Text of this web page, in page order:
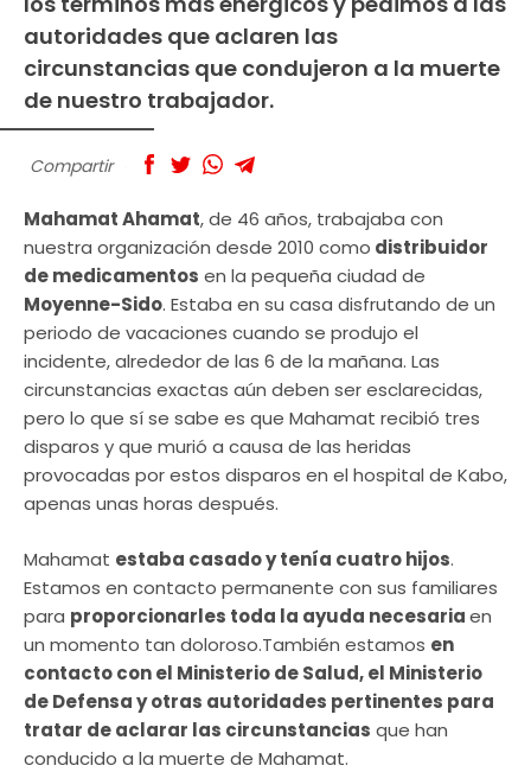
autoridades que aclaren las
circunstancias que condujeron a la muerte
de nuestro trabajador.
Compartir
Mahamat Ahamat, de 46 años, trabajaba con
nuestra organización desde 2010 como distribuidor
de medicamentos en la pequeña ciudad de
Moyenne-Sido. Estaba en su casa disfrutando de un
periodo de vacaciones cuando se produjo el
incidente, alrededor de las 6 de la mañana. Las
circunstancias exactas aún deben ser esclarecidas,
pero lo que sí se sabe es que Mahamat recibió tres
disparos y que murió a causa de las heridas
provocadas por estos disparos en el hospital de Kabo,
apenas unas horas después.
Mahamat estaba casado y tenía cuatro hijos.
Estamos en contacto permanente con sus familiares
para proporcionarles toda la ayuda necesariaen
un momento tan doloroso.También estamos en
contacto con el Ministerio de Salud, el Ministerio
de Defensa y otras autoridades pertinentes para
tratar de aclarar las circunstancias que han
conducido a la muerte de Mahamat.